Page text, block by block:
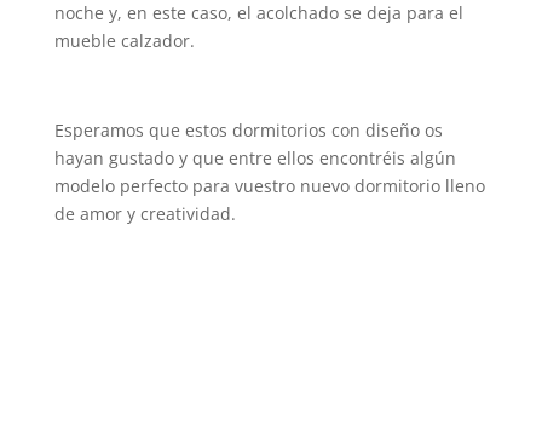
noche y, en este caso, el acolchado se deja para el
mueble calzador.
Esperamos que estos dormitorios con diseño os
hayan gustado y que entre ellos encontréis algún
modelo perfecto para vuestro nuevo dormitorio lleno
de amor y creatividad.